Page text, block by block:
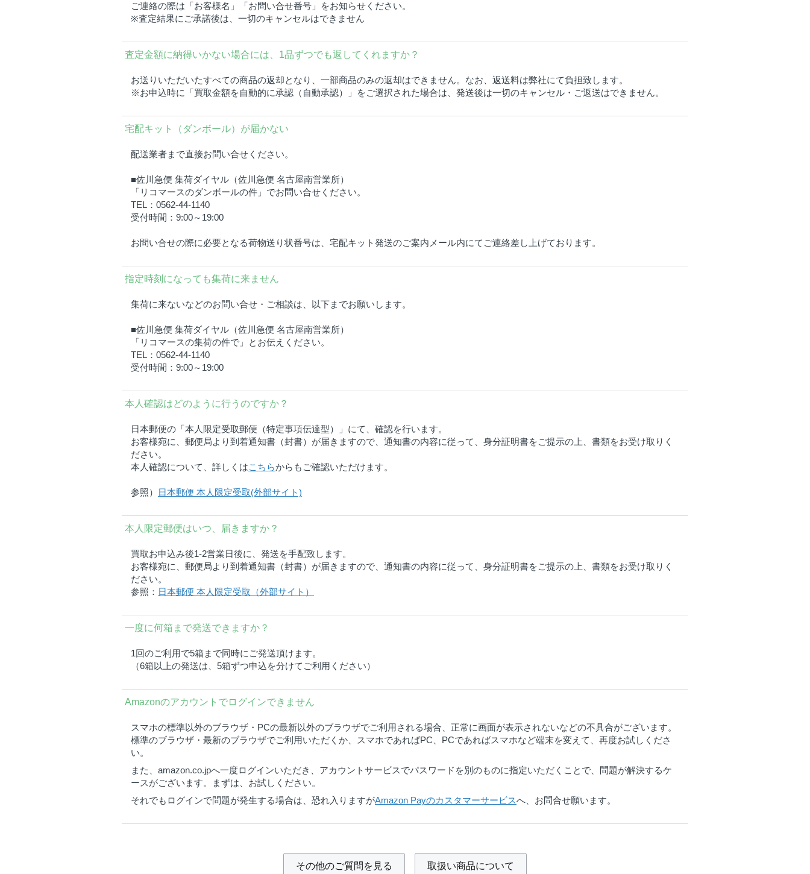
ご連絡の際は「お客様名」「お問い合せ番号」をお知らせください。
※査定結果にご承諾後は、一切のキャンセルはできません
査定金額に納得いかない場合には、1品ずつでも返してくれますか？
お送りいただいたすべての商品の返却となり、一部商品のみの返却はできません。なお、返送料は弊社にて負担致します。
※お申込時に「買取金額を自動的に承認（自動承認）」をご選択された場合は、発送後は一切のキャンセル・ご返送はできません。
宅配キット（ダンボール）が届かない
配送業者まで直接お問い合せください。
■佐川急便 集荷ダイヤル（佐川急便 名古屋南営業所）
「リコマースのダンボールの件」でお問い合せください。
TEL：0562-44-1140
受付時間：9:00～19:00
お問い合せの際に必要となる荷物送り状番号は、宅配キット発送のご案内メール内にてご連絡差し上げております。
指定時刻になっても集荷に来ません
集荷に来ないなどのお問い合せ・ご相談は、以下までお願いします。
■佐川急便 集荷ダイヤル（佐川急便 名古屋南営業所）
「リコマースの集荷の件で」とお伝えください。
TEL：0562-44-1140
受付時間：9:00～19:00
本人確認はどのように行うのですか？
日本郵便の「本人限定受取郵便（特定事項伝達型）」にて、確認を行います。
お客様宛に、郵便局より到着通知書（封書）が届きますので、通知書の内容に従って、身分証明書をご提示の上、書類をお受け取りく
ださい。
本人確認について、詳しくはこちらからもご確認いただけます。
参照） 日本郵便 本人限定受取(外部サイト)
本人限定郵便はいつ、届きますか？
買取お申込み後1-2営業日後に、発送を手配致します。
お客様宛に、郵便局より到着通知書（封書）が届きますので、通知書の内容に従って、身分証明書をご提示の上、書類をお受け取りく
ださい。
参照： 日本郵便 本人限定受取（外部サイト）
一度に何箱まで発送できますか？
1回のご利用で5箱まで同時にご発送頂けます。
（6箱以上の発送は、5箱ずつ申込を分けてご利用ください）
Amazonのアカウントでログインできません
スマホの標準以外のブラウザ・PCの最新以外のブラウザでご利用される場合、正常に画面が表示されないなどの不具合がございます。
標準のブラウザ・最新のブラウザでご利用いただくか、スマホであればPC、PCであればスマホなど端末を変えて、再度お試しくださ
い。
また、amazon.co.jpへ一度ログインいただき、アカウントサービスでパスワードを別のものに指定いただくことで、問題が解決するケ
ースがございます。まずは、お試しください。
それでもログインで問題が発生する場合は、恐れ入りますがAmazon Payのカスタマーサービスへ、お問合せ願います。
その他のご質問を見る 取扱い商品について